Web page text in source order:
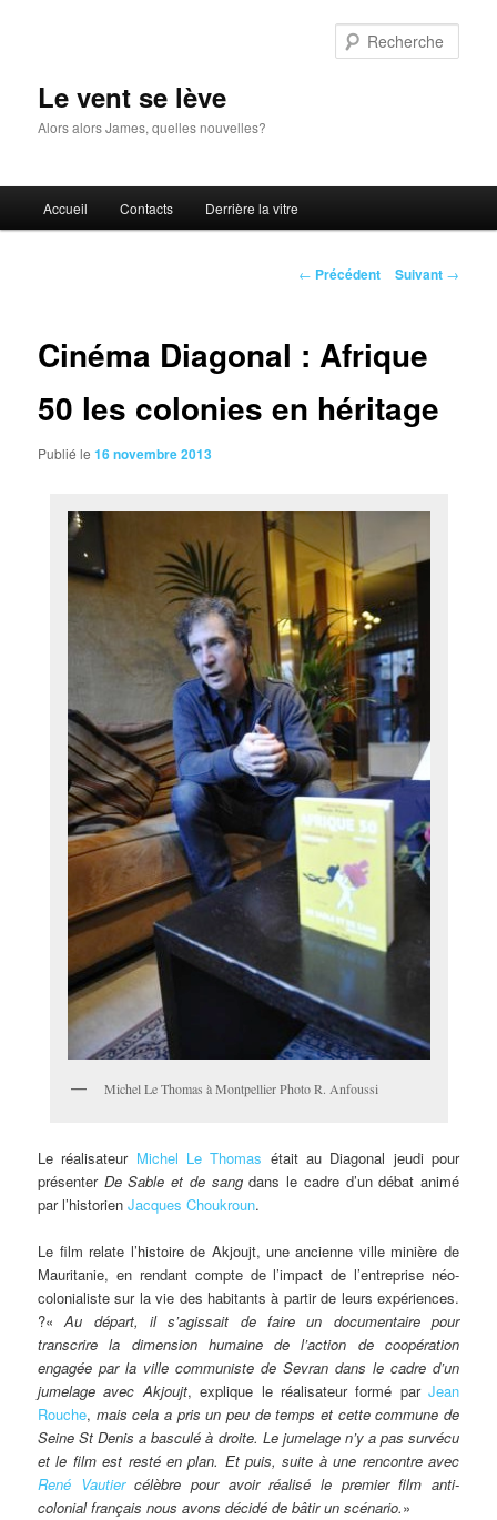
Le vent se lève
Alors alors James, quelles nouvelles?
principal
Accueil Contacts Derrière la vitre
Navigation
← Précédent Suivant →
Cinéma Diagonal : Afrique
50 les colonies en héritage
Publié le16 novembre 2013
Michel Le Thomas à Montpellier Photo R. Anfoussi
Le réalisateur Michel Le Thomas était au Diagonal jeudi pour
présenter De Sable et de sangdans le cadre d’un débat animé
par l’historienJacques Choukroun.
Le film relate l’histoire de Akjoujt, une ancienne ville minière de
Mauritanie, en rendant compte de l’impact de l’entreprise néo-
colonialiste sur la vie des habitants à partir de leurs expériences.
?«Au départ, il s’agissait de faire un documentaire pour
transcrire la dimension humaine de l’action de coopération
engagée par la ville communiste de Sevran dans le cadre d’un
jumelage avec Akjoujt, explique le réalisateur formé par Jean
Rouche, mais cela a pris un peu de temps et cette commune de
Seine St Denis a basculé à droite. Le jumelage n’y a pas survécu
et le film est resté en plan. Et puis, suite à une rencontre avec
René Vautiercélèbre pour avoir réalisé le premier film anti-
colonial français nous avons décidé de bâtir un scénario.»